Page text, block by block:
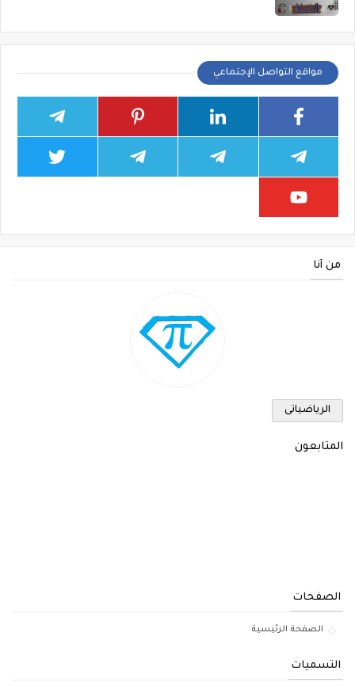
مواقع التواصل الإجتماعي
من أنا
الرياضياتى
المتابعون
الصفحات
الصفحة الرئيسية
التسميات